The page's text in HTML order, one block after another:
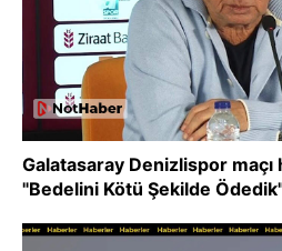
Galatasaray Denizlispor maçı
"Bedelini Kötü Şekilde